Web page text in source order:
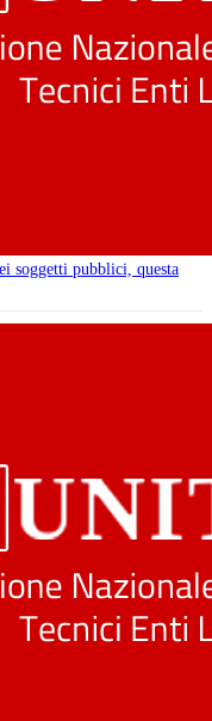
soggetti pubblici, questa